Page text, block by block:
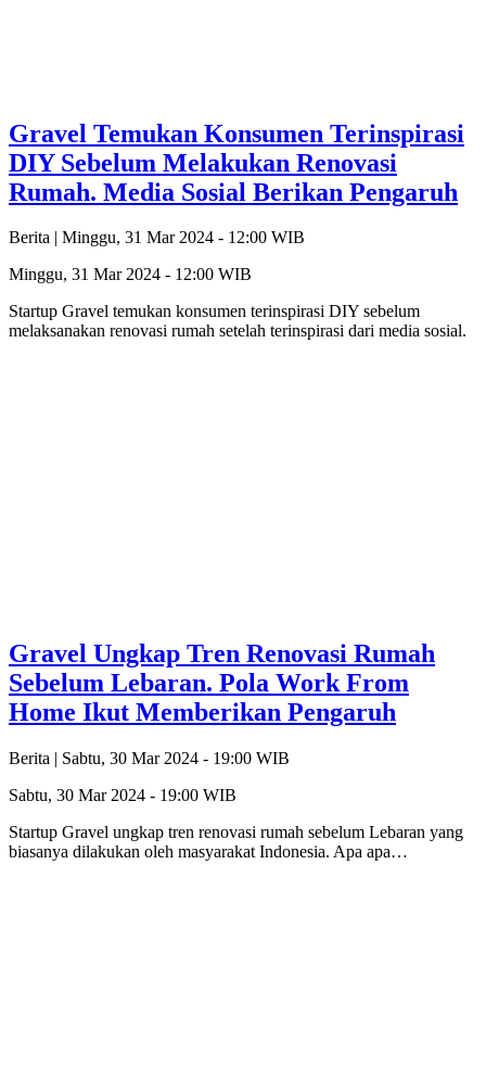
Gravel Temukan Konsumen Terinspirasi
DIY Sebelum Melakukan Renovasi
Rumah. Media Sosial Berikan Pengaruh
Berita | Minggu, 31 Mar 2024 - 12:00 WIB
Minggu, 31 Mar 2024 - 12:00 WIB
Startup Gravel temukan konsumen terinspirasi DIY sebelum
melaksanakan renovasi rumah setelah terinspirasi dari media sosial.
Gravel Ungkap Tren Renovasi Rumah
Sebelum Lebaran. Pola Work From
Home Ikut Memberikan Pengaruh
Berita | Sabtu, 30 Mar 2024 - 19:00 WIB
Sabtu, 30 Mar 2024 - 19:00 WIB
Startup Gravel ungkap tren renovasi rumah sebelum Lebaran yang
biasanya dilakukan oleh masyarakat Indonesia. Apa apa…